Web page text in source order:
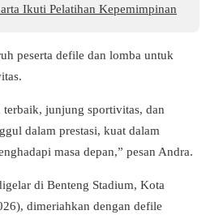
Ikuti Pelatihan Kepemimpinan
peserta defile dan lomba untuk
junjung sportivitas, dan
dalam prestasi, kuat dalam
masa depan,” pesan Andra.
di Benteng Stadium, Kota
dimeriahkan dengan defile